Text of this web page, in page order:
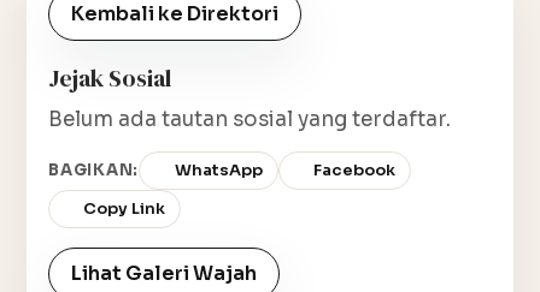
Kembali ke Direktori
Jejak Sosial
Belum ada tautan sosial yang terdaftar.
BAGIKAN: WhatsApp
Facebook
Copy Link
Lihat Galeri Wajah